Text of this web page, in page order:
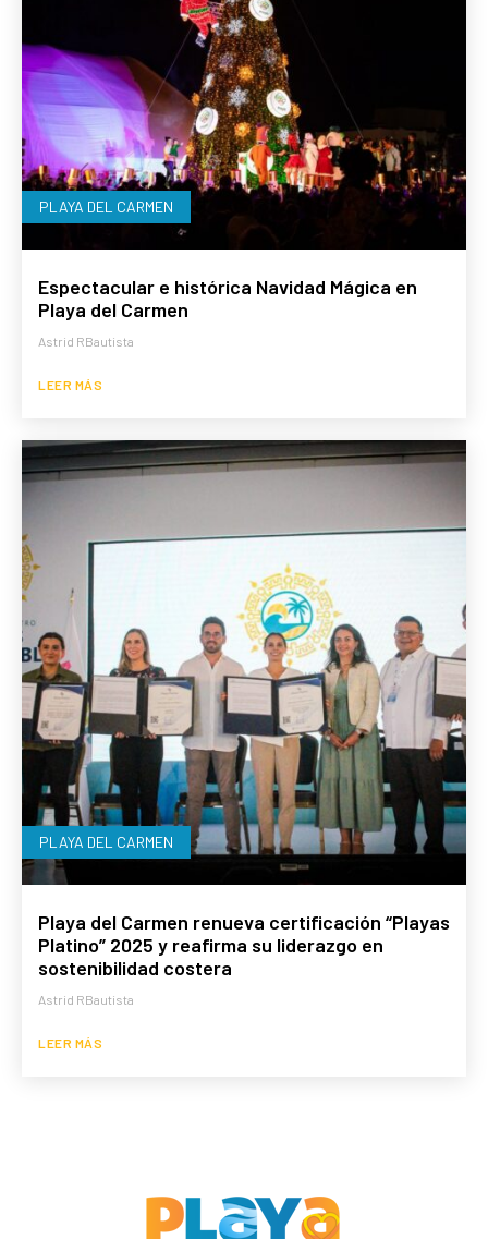
PLAYA DEL CARMEN
Espectacular e histórica Navidad Mágica en
Playa del Carmen
Astrid RBautista
LEER MÁS
PLAYA DEL CARMEN
Playa del Carmen renueva certificación “Playas
Platino” 2025 y reafirma su liderazgo en
sostenibilidad costera
Astrid RBautista
LEER MÁS